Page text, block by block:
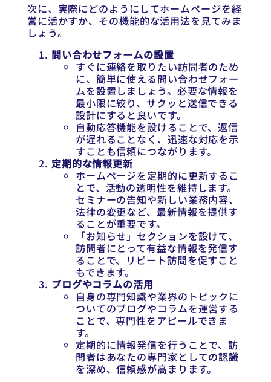
次に、実際にどのようにしてホームページを経
営に活かすか、その機能的な活用法を見てみま
しょう。
問い合わせフォームの設置
すぐに連絡を取りたい訪問者のため
に、簡単に使える問い合わせフォー
ムを設置しましょう。必要な情報を
最小限に絞り、サクッと送信できる
設計にすると良いです。
自動応答機能を設けることで、返信
が遅れることなく、迅速な対応を示
すことも信頼につながります。
定期的な情報更新
ホームページを定期的に更新するこ
とで、活動の透明性を維持します。
セミナーの告知や新しい業務内容、
法律の変更など、最新情報を提供す
ることが重要です。
「お知らせ」セクションを設けて、
訪問者にとって有益な情報を発信す
ることで、リピート訪問を促すこと
もできます。
ブログやコラムの活用
自身の専門知識や業界のトピックに
ついてのブログやコラムを運営する
ことで、専門性をアピールできま
す。
定期的に情報発信を行うことで、訪
問者はあなたの専門家としての認識
を深め、信頼感が高まります。